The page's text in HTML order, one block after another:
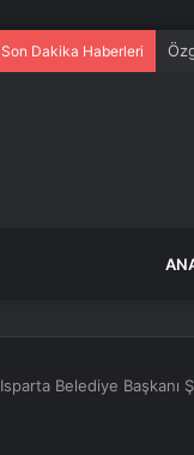
Son Dakika Haberleri
Isparta Belediye Başkanı